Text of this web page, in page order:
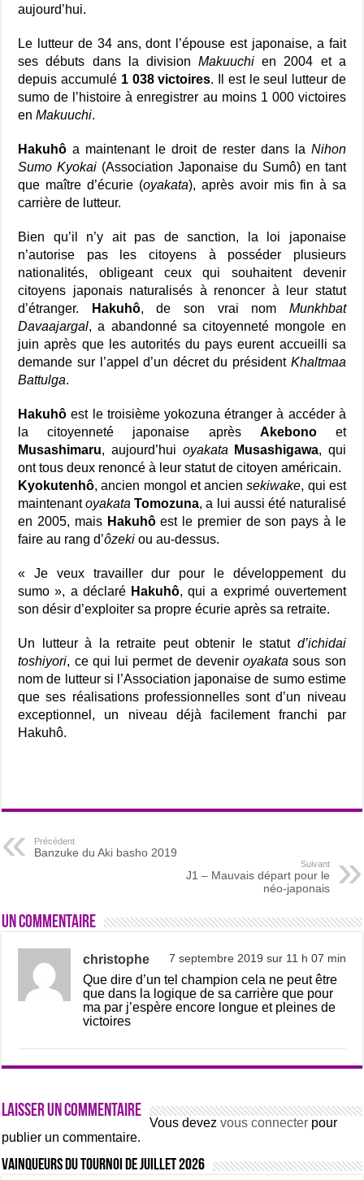
aujourd’hui.
Le lutteur de 34 ans, dont l’épouse est japonaise, a fait
ses débuts dans la divisionMakuuchi en 2004 et a
depuis accumulé 1 038 victoires. Il est le seul lutteur de
sumo de l’histoire à enregistrer au moins 1 000 victoires
enMakuuchi.
Hakuhô a maintenant le droit de rester dans la Nihon
Sumo Kyokai (Association Japonaise du Sumô) en tant
que maître d’écurie (oyakata), après avoir mis fin à sa
carrière de lutteur.
Bien qu’il n’y ait pas de sanction, la loi japonaise
n’autorise pas les citoyens à posséder plusieurs
nationalités, obligeant ceux qui souhaitent devenir
citoyens japonais naturalisés à renoncer à leur statut
d’étranger.
Hakuhô, de son vrai nom Munkhbat
Davaajargal, a abandonné sa citoyenneté mongole en
juin après que les autorités du pays eurent accueilli sa
demande sur l’appel d’un décret du président Khaltmaa
Battulga.
Hakuhô est le troisième yokozuna étranger à accéder à
la citoyenneté japonaise après Akebonoet
Musashimaru, aujourd’hui oyakata Musashigawa, qui
ont tous deux renoncé à leur statut de citoyen américain.
Kyokutenhô, ancien mongol et anciensekiwake, qui est
maintenantoyakata Tomozuna, a lui aussi été naturalisé
en 2005, mais Hakuhôest le premier de son pays à le
faire au rang d’ôzeki ou au-dessus.
« Je veux travailler dur pour le développement du
sumo », a déclaré Hakuhô, qui a exprimé ouvertement
son désir d’exploiter sa propre écurie après sa retraite.
Un lutteur à la retraite peut obtenir le statut d’ichidai
toshiyori, ce qui lui permet de deveniroyakata sous son
nom de lutteur si l’Association japonaise de sumo estime
que ses réalisations professionnelles sont d’un niveau
exceptionnel, un niveau déjà facilement franchi par
Hakuhô.
Précédent
Banzuke du Aki basho 2019
Suivant
J1 – Mauvais départ pour le
néo-japonais
Un commentaire
christophe 7 septembre 2019 sur 11 h 07 min
Que dire d’un tel champion cela ne peut être
que dans la logique de sa carrière que pour
ma par j’espère encore longue et pleines de
victoires
Laisser un commentaire
Vous devezvous connecter pour
publier un commentaire.
Vainqueurs du tournoi de Juillet 2026